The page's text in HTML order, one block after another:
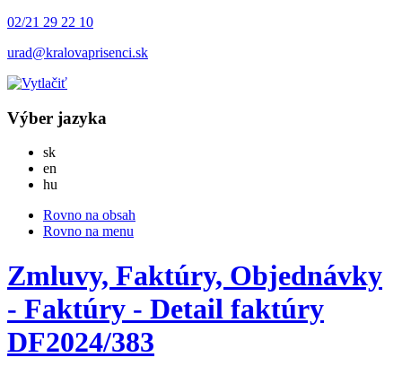
02/21 29 22 10
urad@kralovaprisenci.sk
Výber jazyka
skSlovensky
en
hu
Rovno na obsah
Rovno na menu
Zmluvy, Faktúry, Objednávky
- Faktúry - Detail faktúry
DF2024/383